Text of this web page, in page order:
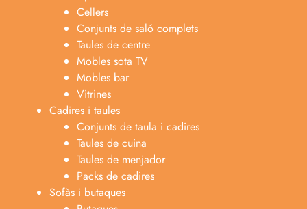
Cellers
Conjunts de saló complets
Taules de centre
Mobles sota TV
Mobles bar
Vitrines
Cadires i taules
Conjunts de taula i cadires
Taules de cuina
Taules de menjador
Packs de cadires
Sofàs i butaques